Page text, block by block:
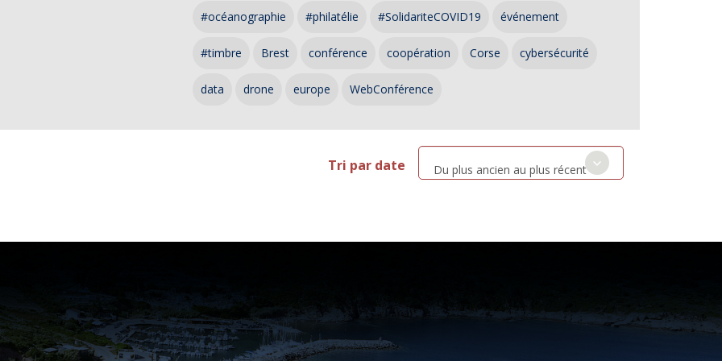
#océanographie #philatélie #SolidariteCOVID19 événement
#timbre Brest conférence coopération Corse cybersécurité
data drone europe WebConférence
Tri par date Du plus ancien au plus récent